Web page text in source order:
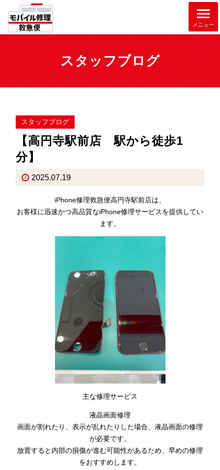
メニュー
スタッフブログ
スタッフブログ
【高円寺駅前店 駅から徒歩1
分】
2025.07.19
iPhone修理救急便高円寺駅前店は、
お客様に迅速かつ高品質なiPhone修理サービスを提供してい
ます。
主な修理サービス
液晶画面修理
画面が割れたり、表示が乱れたりした場合、液晶画面の修理
が必要です。
放置すると内部の損傷が進む可能性があるため、早めの修理
をおすすめします。